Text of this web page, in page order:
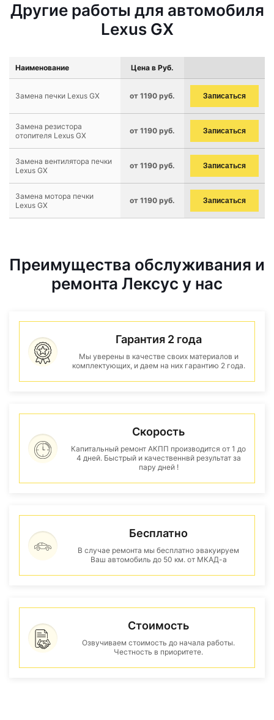
Другие работы для автомобиля
Lexus GX
Наименование Цена в Руб.
Замена печки Lexus GX от 1190 руб. Записаться
Замена резистора
отопителя Lexus GX
от 1190 руб. Записаться
Замена вентилятора печки
Lexus GX
от 1190 руб. Записаться
Замена мотора печки
Lexus GX
от 1190 руб. Записаться
Преимущества обслуживания и
ремонта Лексус у нас
Гарантия 2 года
Мы уверены в качестве своих материалов и
комплектующих, и даем на них гарантию 2 года.
Скорость
Капитальный ремонт АКПП производится от 1 до
4 дней. Быстрый и качественнвй результат за
пару дней !
Бесплатно
В случае ремонта мы бесплатно эвакуируем
Ваш автомобиль до 50 км. от МКАД-а
Стоимость
Озвучиваем стоимость до начала работы.
Честность в приоритете.